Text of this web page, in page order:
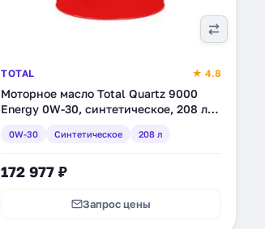
TOTAL ★ 4.8
Моторное масло Total Quartz 9000
Energy 0W-30, синтетическое, 208 л
0W-30 Синтетическое 208 л
172 977 ₽
Запрос цены